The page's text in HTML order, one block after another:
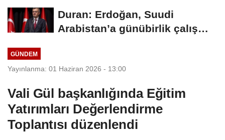
Duran: Erdoğan, Suudi
Arabistan’a günübirlik çalışma
GÜNDEM
Yayınlanma: 01 Haziran 2026 - 13:00
Vali Gül başkanlığında Eğitim
Yatırımları Değerlendirme
Toplantısı düzenlendi